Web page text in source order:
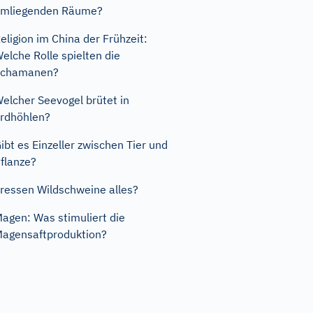
Räume?
im China der Frühzeit:
Rolle spielten die
Seevogel brütet in
es Einzeller zwischen Tier und
Wildschweine alles?
Was stimuliert die